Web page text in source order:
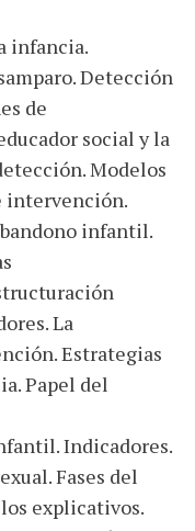
infancia.
Detección
de
social y la
Modelos
intervención.
infantil.
La
Estrategias
Papel del
Indicadores.
Fases del
explicativos.